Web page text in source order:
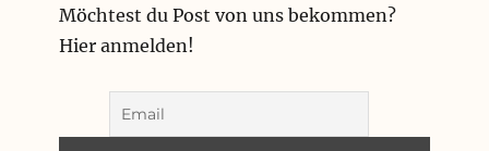
Möchtest du Post von uns bekommen?
Hier anmelden!